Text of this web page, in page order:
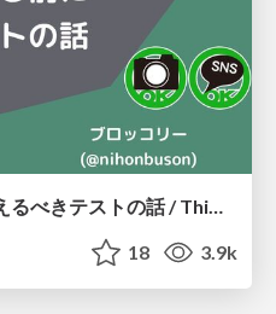
18 3.9k